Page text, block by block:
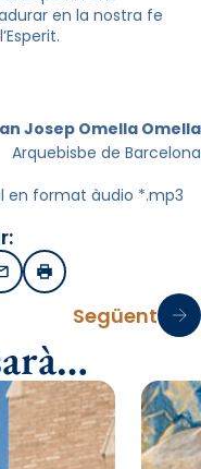
en la nostra fe
Josep Omella Omella
Arquebisbe de Barcelona
en format àudio *.mp3
EmailImprimir
Següent